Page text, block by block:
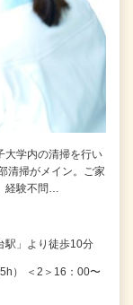
大学内の清掃を行い
清掃がメイン。ご家
経験不問…
駅」より徒歩10分
） ＜2＞16：00〜